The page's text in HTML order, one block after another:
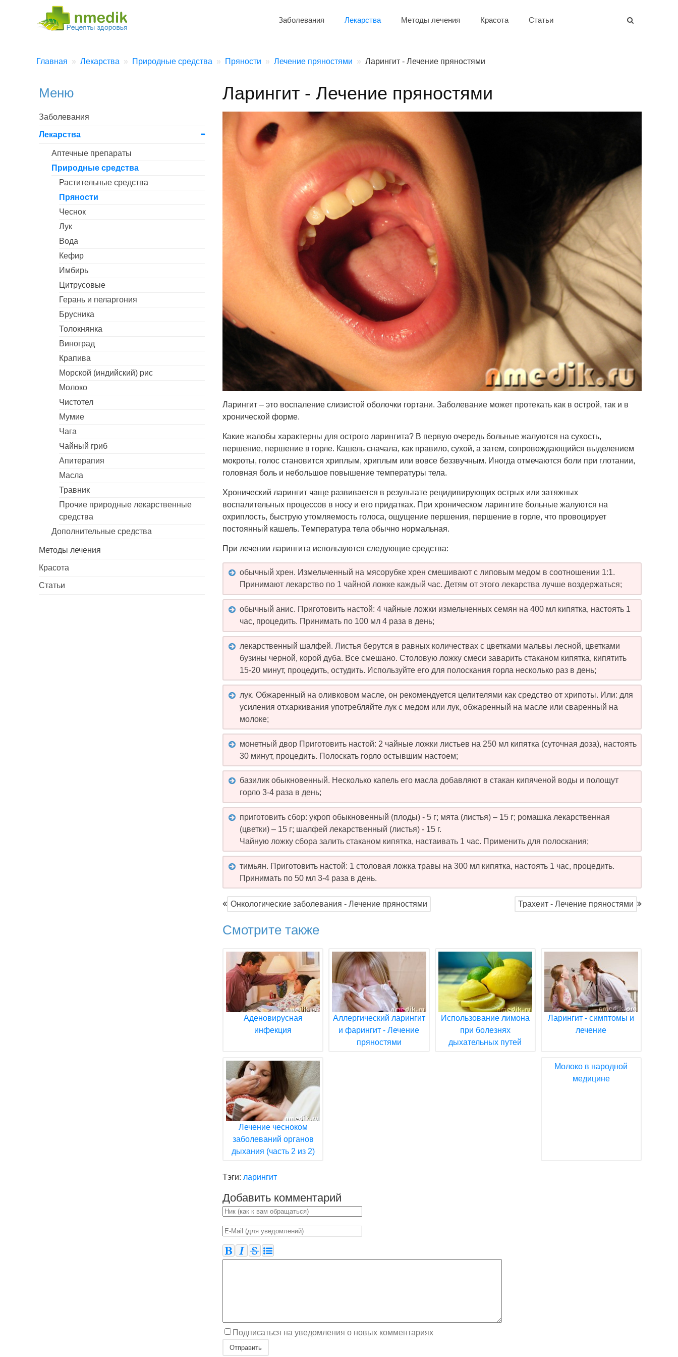
Заболевания Лекарства Методы лечения Красота Статьи
Главная Лекарства Природные средства Пряности Лечение пряностями Ларингит - Лечение пряностями
Ларингит - Лечение пряностями
Ларингит – это воспаление слизистой оболочки гортани. Заболевание может протекать как в острой, так и в
хронической форме.
Какие жалобы характерны для острого ларингита? В первую очередь больные жалуются на сухость,
першение, першение в горле. Кашель сначала, как правило, сухой, а затем, сопровождающийся выделением
мокроты, голос становится хриплым, хриплым или вовсе беззвучным. Иногда отмечаются боли при глотании,
головная боль и небольшое повышение температуры тела.
Хронический ларингит чаще развивается в результате рецидивирующих острых или затяжных
воспалительных процессов в носу и его придатках. При хроническом ларингите больные жалуются на
охриплость, быструю утомляемость голоса, ощущение першения, першение в горле, что провоцирует
постоянный кашель. Температура тела обычно нормальная.
При лечении ларингита используются следующие средства:
обычный хрен. Измельченный на мясорубке хрен смешивают с липовым медом в соотношении 1:1.
Принимают лекарство по 1 чайной ложке каждый час. Детям от этого лекарства лучше воздержаться;
обычный анис. Приготовить настой: 4 чайные ложки измельченных семян на 400 мл кипятка, настоять 1
час, процедить. Принимать по 100 мл 4 раза в день;
лекарственный шалфей. Листья берутся в равных количествах с цветками мальвы лесной, цветками
бузины черной, корой дуба. Все смешано. Столовую ложку смеси заварить стаканом кипятка, кипятить
15-20 минут, процедить, остудить. Используйте его для полоскания горла несколько раз в день;
лук. Обжаренный на оливковом масле, он рекомендуется целителями как средство от хрипоты. Или: для
усиления отхаркивания употребляйте лук с медом или лук, обжаренный на масле или сваренный на
молоке;
монетный двор Приготовить настой: 2 чайные ложки листьев на 250 мл кипятка (суточная доза), настоять
30 минут, процедить. Полоскать горло остывшим настоем;
базилик обыкновенный. Несколько капель его масла добавляют в стакан кипяченой воды и полощут
горло 3-4 раза в день;
приготовить сбор: укроп обыкновенный (плоды) - 5 г; мята (листья) – 15 г; ромашка лекарственная
(цветки) – 15 г; шалфей лекарственный (листья) - 15 г.
Чайную ложку сбора залить стаканом кипятка, настаивать 1 час. Применить для полоскания;
тимьян. Приготовить настой: 1 столовая ложка травы на 300 мл кипятка, настоять 1 час, процедить.
Принимать по 50 мл 3-4 раза в день.
Онкологические заболевания - Лечение пряностями Трахеит - Лечение пряностями
Смотрите также
Аденовирусная
инфекция
Аллергический ларингит
и фарингит - Лечение
пряностями
Использование лимона
при болезнях
дыхательных путей
Ларингит - симптомы и
лечение
Лечение чесноком
заболеваний органов
дыхания (часть 2 из 2)
Молоко в народной
медицине
Тэги: ларингит
Добавить комментарий
Подписаться на уведомления о новых комментариях
Отправить
Меню
Заболевания
Лекарства
Аптечные препараты
Природные средства
Растительные средства
Пряности
Чеснок
Лук
Вода
Кефир
Имбирь
Цитрусовые
Герань и пеларгония
Брусника
Толокнянка
Виноград
Крапива
Морской (индийский) рис
Молоко
Чистотел
Мумие
Чага
Чайный гриб
Апитерапия
Масла
Травник
Прочие природные лекарственные
средства
Дополнительные средства
Методы лечения
Красота
Статьи